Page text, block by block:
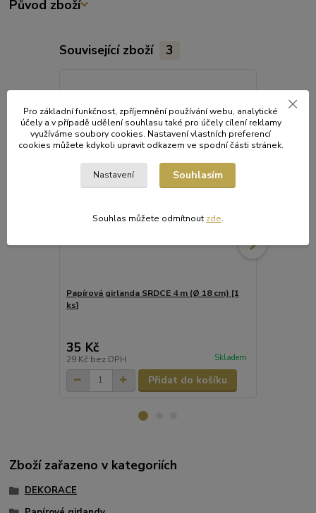
Původ zboží
Související zboží 3
Papírová girlanda SRDCE 4 m (Ø 18 cm) [1
ks]
35 Kč
29 Kč bez DPH Skladem
Přidat do košíku
Zboží zařazeno v kategoriích
DEKORACE
Pro základní funkčnost, zpříjemnění používání webu, analytické
účely a v případě udělení souhlasu také pro účely cílení reklamy
využíváme soubory cookies. Nastavení vlastních preferencí
cookies můžete kdykoli upravit odkazem ve spodní části stránek.
Nastavení Souhlasím
Souhlas můžete odmítnout zde.